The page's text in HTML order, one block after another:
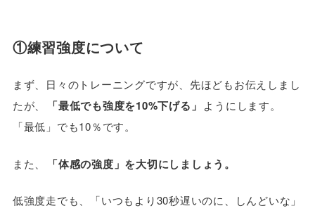
①練習強度について
まず、日々のトレーニングですが、先ほどもお伝えしまし
たが、
「最低でも強度を10%下げる」 ようにします。
「最低」でも10％です。
また、 「体感の強度」を大切にしましょう。
低強度走でも、「いつもより30秒遅いのに、しんどいな」